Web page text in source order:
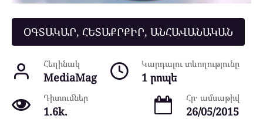
ՕԳՏԱԿԱՐ, ՀԵՏԱՔՐՔԻՐ, ԱՆՀԱՎԱՆԱԿԱՆ
Հեղինակ
MediaMag
Կարդալու տևողությունը
1 րոպե
Դիտումներ
1.6k.
Հր․ ամսաթիվ
26/05/2015